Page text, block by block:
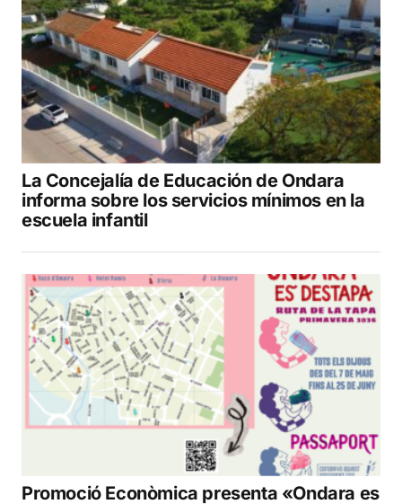
La Concejalía de Educación de Ondara
informa sobre los servicios mínimos en la
escuela infantil
Promoció Econòmica presenta «Ondara es